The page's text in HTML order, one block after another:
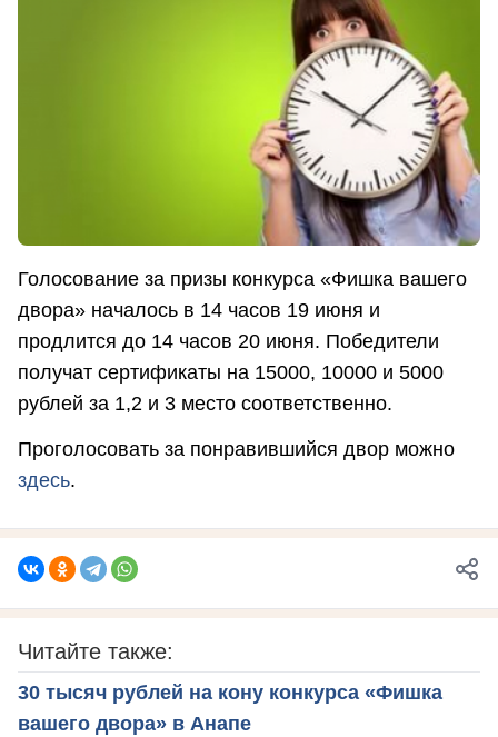
Голосование за призы конкурса «Фишка вашего
двора» началось в 14 часов 19 июня и
продлится до 14 часов 20 июня. Победители
получат сертификаты на 15000, 10000 и 5000
рублей за 1,2 и 3 место соответственно.
Проголосовать за понравившийся двор можно
здесь.
Читайте также:
30 тысяч рублей на кону конкурса «Фишка
вашего двора» в Анапе